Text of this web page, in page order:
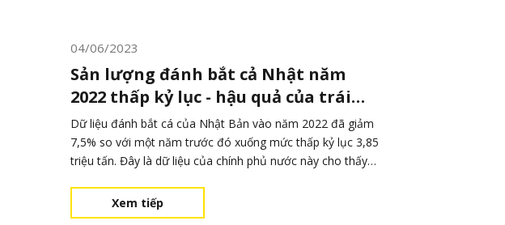
04/06/2023
Sản lượng đánh bắt cả Nhật năm
2022 thấp kỷ lục - hậu quả của trái
đất nóng lên
Dữ liệu đánh bắt cá của Nhật Bản vào năm 2022 đã giảm
7,5% so với một năm trước đó xuống mức thấp kỷ lục 3,85
triệu tấn. Đây là dữ liệu của chính phủ nước này cho thấy
toàn cầu. Theo dữ liệu do Bộ Nông nghiệp, Lâm nghiệp và
Thủy sản công
Xem tiếp